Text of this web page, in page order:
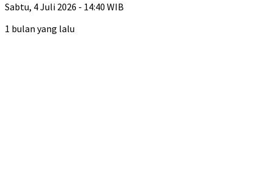
Sabtu, 4 Juli 2026 - 14:40 WIB
1 bulan yang lalu